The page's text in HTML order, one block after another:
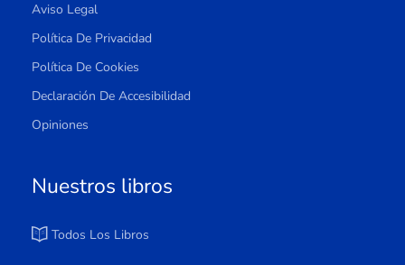
Aviso Legal
Política De Privacidad
Política De Cookies
Declaración De Accesibilidad
Opiniones
Nuestros libros
Todos Los Libros